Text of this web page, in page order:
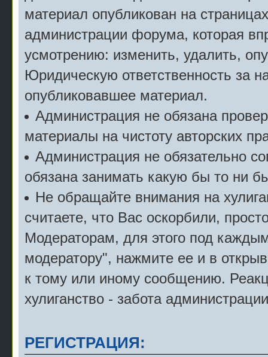
материал опубликован на
администрации форума, которая
усмотрению: изменить, удалить,
Юридическую ответственность за
опубликовавшее материал.
Администрация не обязана
материалы на чистоту авторских
Администрация не обязательно
обязана занимать какую бы то ни
Не обращайте внимания на
считаете, что Вас оскорбили,
Модераторам, для этого под
модератору", нажмите ее и в
к тому или иному сообщению.
хулиганство - забота
РЕГИСТРАЦИЯ: